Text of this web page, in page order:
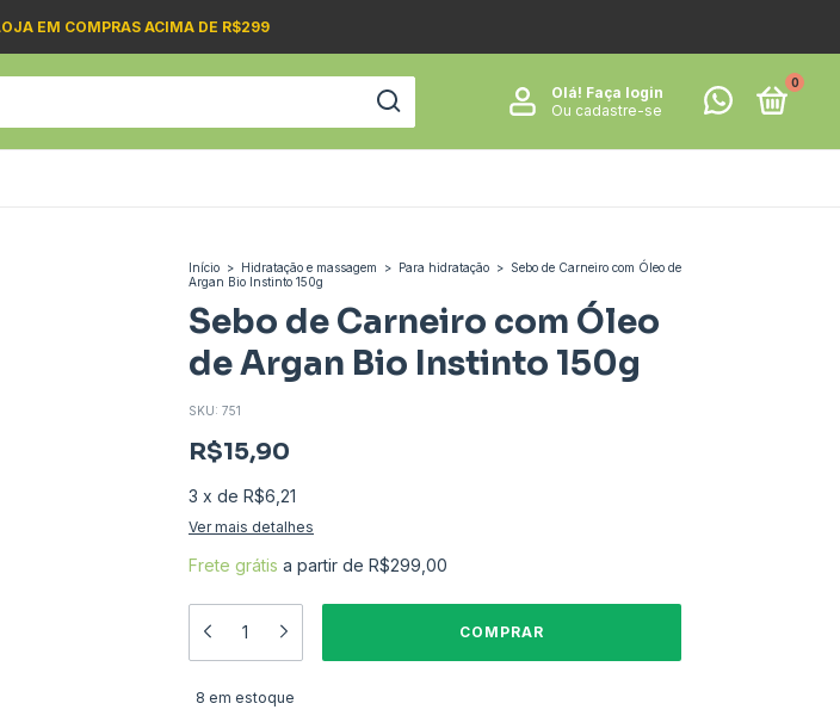
EM COMPRAS ACIMA DE R$299
Olá! Faça login
Ou cadastre-se
0
Início > Hidratação e massagem > Para hidratação > Sebo de Carneiro com Óleo de
Argan Bio Instinto 150g
Sebo de Carneiro com Óleo
de Argan Bio Instinto 150g
SKU: 751
R$15,90
3 x de R$6,21
Ver mais detalhes
Frete grátis a partir de R$299,00
8 em estoque